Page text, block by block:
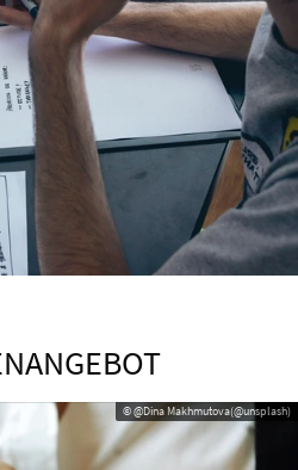
© @Dina Makhmutova(@unsplash)